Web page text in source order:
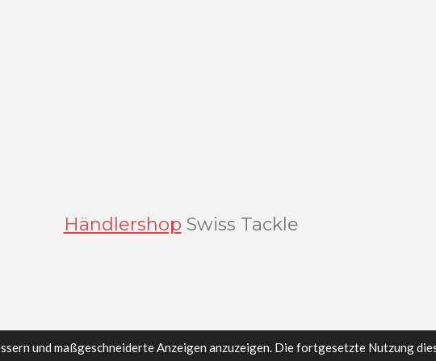
und maßgeschneiderte Anzeigen anzuzeigen. Die fortgesetzte Nutzung
Händlershop Swiss Tackle